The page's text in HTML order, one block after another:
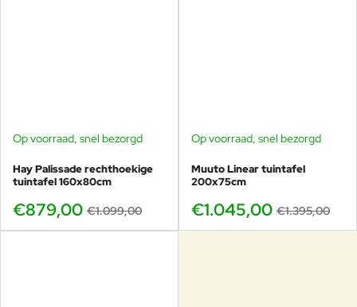
-20%
Op voorraad, snel bezorgd
Hay Palissade rechthoekige
tuintafel 160x80cm
€879,00 €1.099,00
-25%
Op voorraad, snel bezorgd
Muuto Linear tuintafel
200x75cm
€1.045,00 €1.395,00